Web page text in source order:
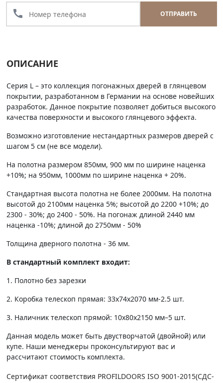
call ОТПРАВИТЬ
ОПИСАНИЕ
Серия L – это коллекция погонажных дверей в глянцевом
покрытии, разработанном в Германии на основе новейших
разработок. Данное покрытие позволяет добиться высокого
качества поверхности и высокого глянцевого эффекта.
Возможно изготовление нестандартных размеров дверей с
шагом 5 см (не все модели).
На полотна размером 850мм, 900 мм по ширине наценка
+10%; на 950мм, 1000мм по ширине наценка + 20%.
Стандартная высота полотна не более 2000мм. На полотна
высотой до 2100мм наценка 5%; высотой до 2200 +10%; до
2300 - 30%; до 2400 - 50%. На погонаж длиной 2440 мм
наценка -10%; длиной до 2750мм - 50%
Толщина дверного полотна - 36 мм.
В стандартный комплект входит:
1. Полотно без зарезки
2. Коробка телескоп прямая: 33х74х2070 мм-2.5 шт.
3. Наличник телескоп прямой: 10х80х2150 мм–5 шт.
Данная модель может быть двустворчатой (двойной) или
купе. Наши менеджеры проконсультируют вас и
рассчитают стоимость комплекта.
Сертификат соответствия PROFILDOORS ISO 9001-2015(СДС-